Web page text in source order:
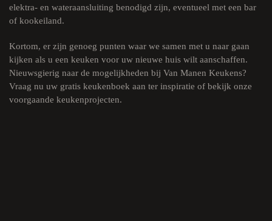
elektra- en wateraansluiting benodigd zijn, eventueel met een bar
of kookeiland.
Kortom, er zijn genoeg punten waar we samen met u naar gaan
kijken als u een keuken voor uw nieuwe huis wilt aanschaffen.
Nieuwsgierig naar de mogelijkheden bij Van Manen Keukens?
Vraag nu uw gratis keukenboek aan ter inspiratie of bekijk onze
voorgaande keukenprojecten.